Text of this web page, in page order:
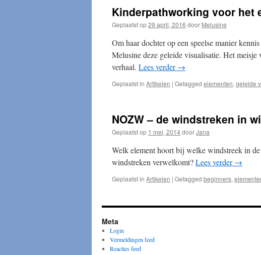
de
havik
2017
bewerking
2016
Kinderpathworking voor het
Geplaatst op29 april, 2016 door Melusine
Om haar dochter op een speelse manier
Melusine deze geleide visualisatie. Het
verhaal. Lees verder→
Geplaatst in Artikelen | Getagged elementen, geleide
NOZW – de windstreken in
Geplaatst op 1 mei, 2014doorJana
Welk element hoort bij welke windstreek in
windstreken verwelkomt?Lees verder→
Geplaatst in Artikelen | Getagged beginners,
Meta
Login
Vermeldingen feed
Reacties feed